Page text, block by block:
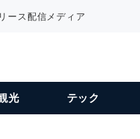
ース配信メディア
光 テック